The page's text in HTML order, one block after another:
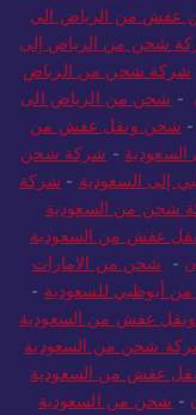
عفش من الرياض الي
شحن من الرياض إلى
شركة شحن من الرياض
- شحن من الرياض الى
- شحن ونقل عفش من
- شركة شحن
إلى السعودية - شركة
شحن من السعودية
نقل عفش من السعودية
- شحن من الامارات
أبوظبي للسعودية -
عفش من السعودية
شحن من السعودية
عفش من السعودية
- شحن من السعودية